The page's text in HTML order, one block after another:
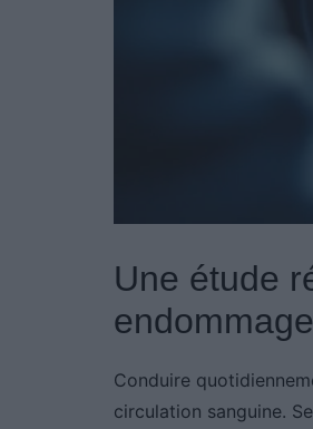
Une étude
Conduire
circulation sanguine.